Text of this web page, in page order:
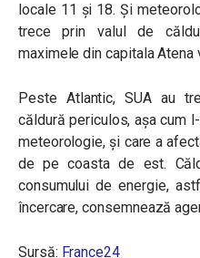
locale 11 și 18. Și
trece prin valul de
maximele din capitala
Peste Atlantic, SUA au
căldură periculos, așa cum
meteorologie, și care a
de pe coasta de est.
consumului de energie,
încercare, consemnează
Sursă: France24